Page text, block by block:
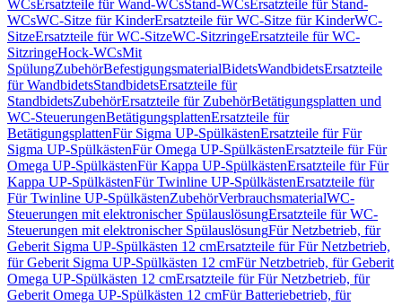
WCsErsatzteile für Wand-WCsStand-WCsErsatzteile für Stand-
WCsWC-Sitze für KinderErsatzteile für WC-Sitze für KinderWC-
SitzeErsatzteile für WC-SitzeWC-SitzringeErsatzteile für WC-
SitzringeHock-WCsMit
SpülungZubehörBefestigungsmaterialBidetsWandbidetsErsatzteile
für WandbidetsStandbidetsErsatzteile für
StandbidetsZubehörErsatzteile für ZubehörBetätigungsplatten und
WC-SteuerungenBetätigungsplattenErsatzteile für
BetätigungsplattenFür Sigma UP-SpülkästenErsatzteile für Für
Sigma UP-SpülkästenFür Omega UP-SpülkästenErsatzteile für Für
Omega UP-SpülkästenFür Kappa UP-SpülkästenErsatzteile für Für
Kappa UP-SpülkästenFür Twinline UP-SpülkästenErsatzteile für
Für Twinline UP-SpülkästenZubehörVerbrauchsmaterialWC-
Steuerungen mit elektronischer SpülauslösungErsatzteile für WC-
Steuerungen mit elektronischer SpülauslösungFür Netzbetrieb, für
Geberit Sigma UP-Spülkästen 12 cmErsatzteile für Für Netzbetrieb,
für Geberit Sigma UP-Spülkästen 12 cmFür Netzbetrieb, für Geberit
Omega UP-Spülkästen 12 cmErsatzteile für Für Netzbetrieb, für
Geberit Omega UP-Spülkästen 12 cmFür Batteriebetrieb, für